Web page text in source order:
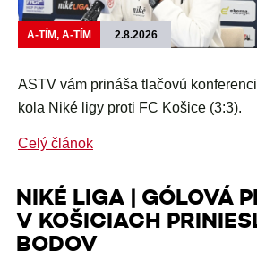
A-TÍM, A-TÍM 2.8.2026
ASTV vám prináša tlačovú
kola Niké ligy proti FC Košice (3:3).
Celý článok
NIKÉ LIGA | GÓLOVÁ
V KOŠICIACH
BODOV